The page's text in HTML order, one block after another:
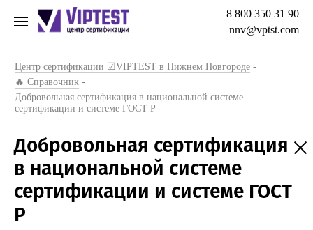
8 800 350 31 90
nnv@vptst.com
Центр сертификации ☑VIPTEST в Нижнем Новгороде -
🔥 Справочник -
Добровольная сертификация в национальной системе
сертификации и системе ГОСТ Р
Добровольная сертификация
в национальной системе
сертификации и системе ГОСТ
Р